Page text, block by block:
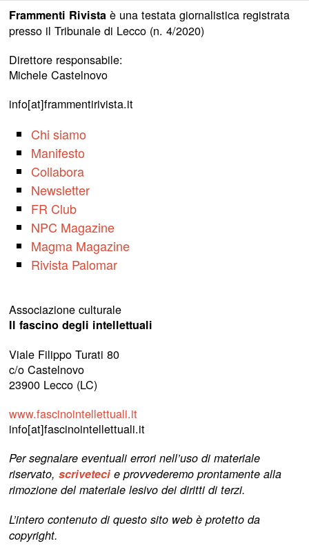
Frammenti Rivistaè una testata giornalistica registrata
presso il Tribunale di Lecco (n. 4/2020)
Direttore responsabile:
Michele Castelnovo
info[at]frammentirivista.it
Chi siamo
Manifesto
Collabora
Newsletter
FR Club
NPC Magazine
Magma Magazine
Rivista Palomar
Associazione culturale
Il fascino degli intellettuali
Viale Filippo Turati 80
c/o Castelnovo
23900 Lecco (LC)
www.fascinointellettuali.it
info[at]fascinointellettuali.it
Per segnalare eventuali errori nell’uso di materiale
riservato,scriveteci e provvederemo prontamente alla
rimozione del materiale lesivo dei diritti di terzi.
L’intero contenuto di questo sito web è protetto da
copyright.